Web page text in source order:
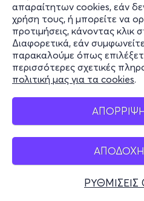
απαραίτητων cookies, εάν
χρήση τους, ή μπορείτε να
προτιμήσεις, κάνοντας κλικ
Διαφορετικά, εάν
παρακαλούμε όπως
περισσότερες σχετικές
πολιτική μας για τα cookies.
ΡΥΘΜΙΣΕΙΣ